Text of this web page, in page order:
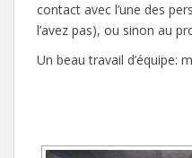
contact avec l’une des
l’avez pas), ou sinon au
Un beau travail d’équipe: